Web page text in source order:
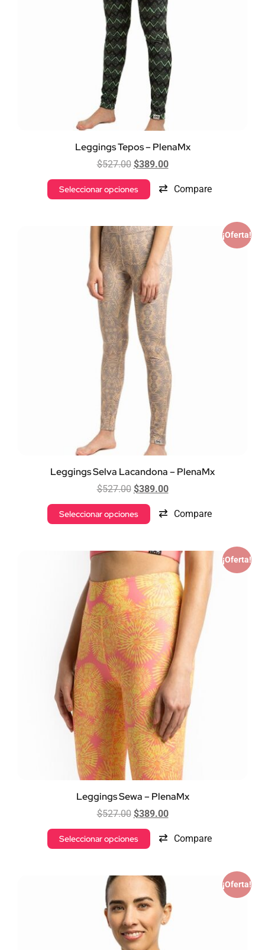
Leggings Tepos – PlenaMx
$527.00 $389.00
Seleccionar opciones Compare
¡Oferta!
Leggings Selva Lacandona – PlenaMx
$527.00 $389.00
Seleccionar opciones Compare
¡Oferta!
Leggings Sewa – PlenaMx
$527.00 $389.00
Seleccionar opciones Compare
¡Oferta!